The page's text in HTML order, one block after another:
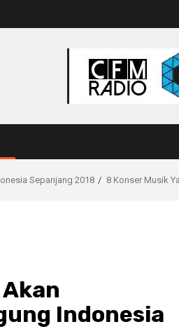
Sepanjang 2018 8 Konser Musik
Indonesia